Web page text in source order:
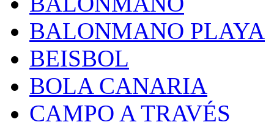
BALONMANO PLAYA
BEISBOL
BOLA CANARIA
CAMPO A TRAVÉS